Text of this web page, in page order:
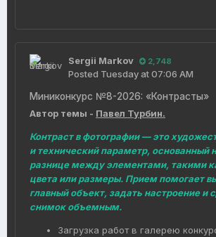
Sergii Markov 2,748
Posted Tuesday at 07:06 AM
Миниконкурс №8-2026: «Контрасты»
Автор темы - Павел Турбин.
Контраст в фотографии — это
и технический параметр, основанный
разнице между элементами, такими
цвета или размеры. Прием помогает
главный объект, задать настроение и
снимок объемным.
Загрузка работ в галерею